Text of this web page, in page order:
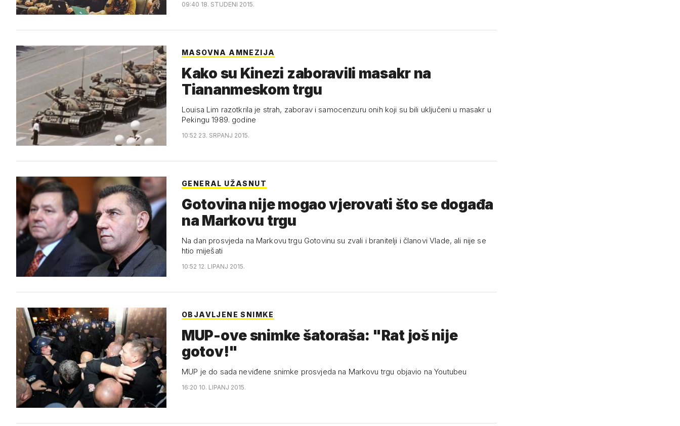
09:40 18. STUDENI 2015.
MASOVNA AMNEZIJA
Kako su Kinezi zaboravili masakr na
Tiananmeskom trgu
Louisa Lim razotkrila je strah, zaborav i samocenzuru onih koji su bili uključeni u masakr u
Pekingu 1989. godine
10:52 23. SRPANJ 2015.
GENERAL UŽASNUT
Gotovina nije mogao vjerovati što se događa
na Markovu trgu
Na dan prosvjeda na Markovu trgu Gotovinu su zvali i branitelji i članovi Vlade, ali nije se
htio miješati
10:52 12. LIPANJ 2015.
OBJAVLJENE SNIMKE
MUP-ove snimke šatoraša: "Rat još nije
gotov!"
MUP je do sada neviđene snimke prosvjeda na Markovu trgu objavio na Youtubeu
16:20 10. LIPANJ 2015.